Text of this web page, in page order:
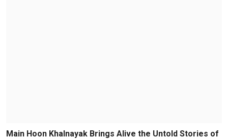
Main Hoon Khalnayak Brings Alive the Untold Stories of